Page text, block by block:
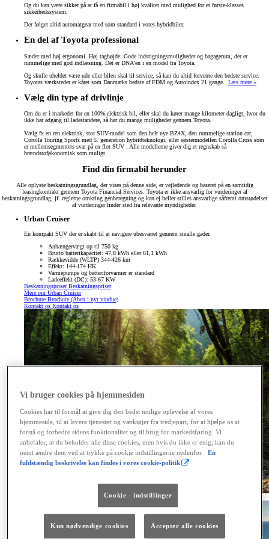
Og du kan være sikker på at få en firmabil i høj kvalitet med mulighed for et første-klasses
sikkerhedssystem.
Der følger altid automatgear med som standard i vores hybridbiler.
En del af Toyota professional
Sæder med høj ergonomi. Høj taghøjde. Gode indstigningsmuligheder og bagagerum, der er
rummelige med god indlæsning. Det er DNA’en i en model fra Toyota.
Og skulle uheldet være ude eller bilen skal til service, så kan du altid forvente den bedste service.
Toyotas værksteder er kåret som Danmarks bedste af FDM og Autoindex 21 gange. Læs mere »
Vælg din type af drivlinje
Om du er i markedet for en 100% elektrisk bil, eller skal du kører mange kilometer dagligt, hvor du
ikke har adgang til ladestandere, så har du mange muligheder gennem Toyota.
Vælg fx en ren elektrisk, stor SUV-model som den helt nye BZ4X, den rummelige station car,
Corolla Touring Sports med 5. generation hybridteknologi, eller søstermodellen Corolla Cross som
er mellemsegmentets svar på en flot SUV . Alle modellerne giver dig et regnskab så
brændstoføkonomisk som muligt.
Find din firmabil herunder
Alle oplyste beskatningsgrundlag, der vises på denne side, er vejledende og baseret på en samtidig
leasingkontrakt gennem Toyota Financial Services. Toyota er ikke ansvarlig for vurderinger af
beskatningsgrundlag, jf. reglerne omkring genberegning og kan ej heller stilles ansvarlige såfremt omstødelser
af vurderinger finder sted fra relevante myndigheder.
Urban Cruiser
En kompakt SUV der er skabt til at navigere ubesværet gennem smalle gader.
Anhængervægt op til 750 kg
Brutto batterikapacitet: 47,8 kWh eller 61,1 kWh
Rækkevidde (WLTP) 344-426 km
Effekt: 144-174 HK
Varmepumpe og batteriforvarmer er standard
Ladeeffekt (DC): 53-67 KW
BeskatningspriserBeskatningspriser
Mere om Urban Cruiser
Brochure Brochure (Åben i nyt vindue)
Kontakt os Kontakt os
Vi bruger cookies på hjemmesiden
Cookies har til formål at give dig den bedst mulige oplevelse af vores
hjemmeside, til at levere tjenester og værktøjer fra tredjepart, for at hjælpe os at
forstå og forbedre sidens funktionalitet og til brug for markedsføring. Vi
anbefaler, at du beholder alle disse cookies, men hvis du ikke er enig, kan du
nemt ændre dem ved at trykke på cookie indstillingerne nedenfor.
En
fuldstændig beskrivelse kan findes i vores cookie-politik
Cookie - indstillinger
Kun nødvendige cookies Accepter alle cookies